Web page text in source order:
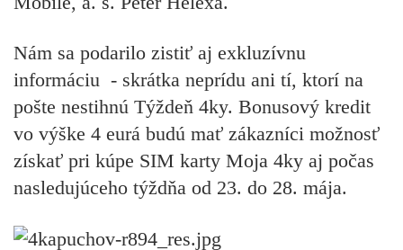
Nám sa podarilo zistiť aj exkluzívnu
informáciu - skrátka neprídu ani tí, ktorí na
pošte nestihnú Týždeň 4ky. Bonusový kredit
vo výške 4 eurá budú mať zákazníci možnosť
získať pri kúpe SIM karty Moja 4ky aj počas
nasledujúceho týždňa od 23. do 28. mája.